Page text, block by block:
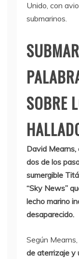
Unido, con
submarinos.
SOBRE
David
dos de los
sumergible
“Sky News”
lecho marino
desaparecido.
Según
de aterrizaje y